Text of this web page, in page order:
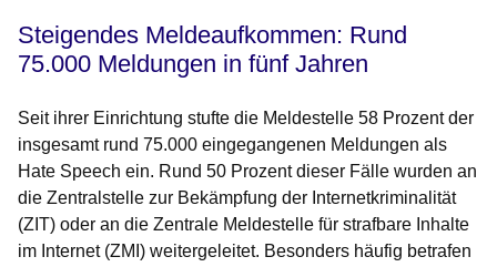
Steigendes Meldeaufkommen: Rund
75.000 Meldungen in fünf Jahren
Seit ihrer Einrichtung stufte die Meldestelle 58 Prozent der
insgesamt rund 75.000 eingegangenen Meldungen als
Hate Speech ein. Rund 50 Prozent dieser Fälle wurden an
die Zentralstelle zur Bekämpfung der Internetkriminalität
(ZIT) oder an die Zentrale Meldestelle für strafbare Inhalte
im Internet (ZMI) weitergeleitet. Besonders häufig betrafen